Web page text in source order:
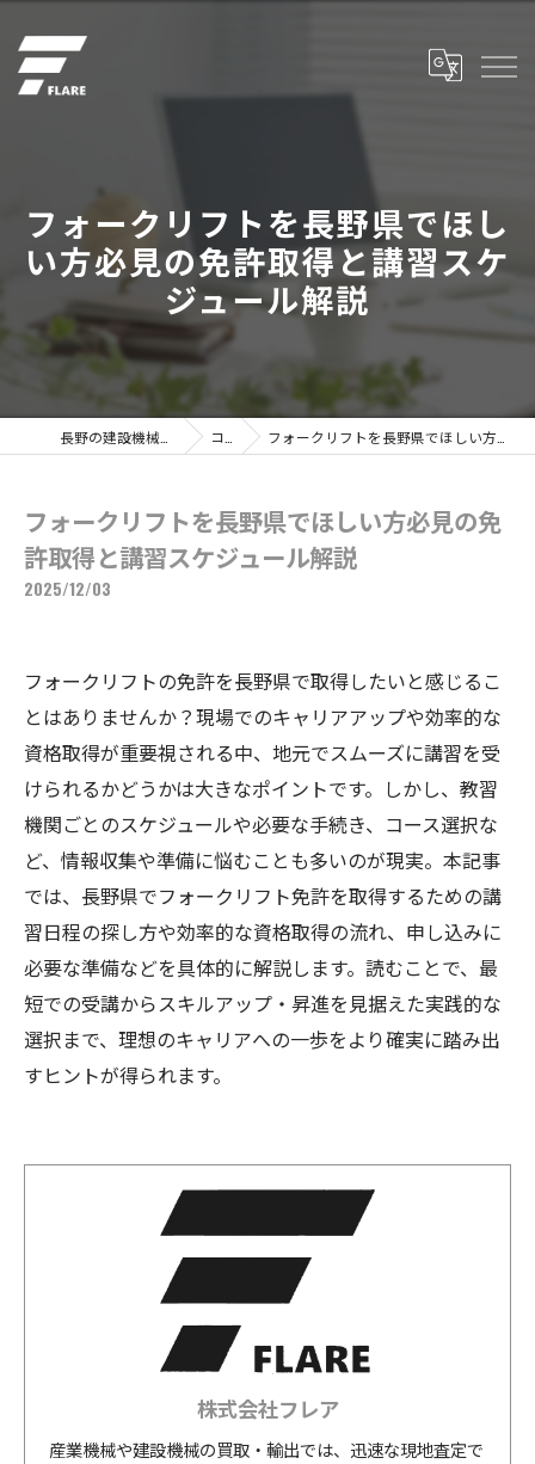
フォークリフトを長野県でほし
い方必見の免許取得と講習スケ
ジュール解説
コラム フォークリフトを長野県でほしい方必見の免許取得と講習スケジュール解説
フォークリフトを長野県でほしい方必見の免
許取得と講習スケジュール解説
2025/12/03
フォークリフトの免許を長野県で取得したいと感じるこ
とはありませんか？現場でのキャリアアップや効率的な
資格取得が重要視される中、地元でスムーズに講習を受
けられるかどうかは大きなポイントです。しかし、教習
機関ごとのスケジュールや必要な手続き、コース選択な
ど、情報収集や準備に悩むことも多いのが現実。本記事
では、長野県でフォークリフト免許を取得するための講
習日程の探し方や効率的な資格取得の流れ、申し込みに
必要な準備などを具体的に解説します。読むことで、最
短での受講からスキルアップ・昇進を見据えた実践的な
選択まで、理想のキャリアへの一歩をより確実に踏み出
すヒントが得られます。
株式会社フレア
産業機械や建設機械の買取・輸出では、迅速な現地査定で